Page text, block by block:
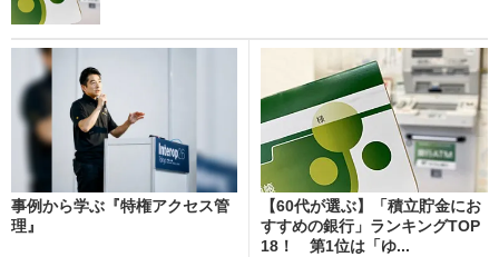
事例から学ぶ『特権アクセス管
理』
【60代が選ぶ】「積立貯金にお
すすめの銀行」ランキングTOP
18！ 第1位は「ゆ...